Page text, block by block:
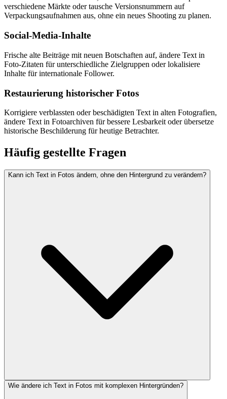
verschiedene Märkte oder tausche Versionsnummern auf
Verpackungsaufnahmen aus, ohne ein neues Shooting zu planen.
Social-Media-Inhalte
Frische alte Beiträge mit neuen Botschaften auf, ändere Text in
Foto-Zitaten für unterschiedliche Zielgruppen oder lokalisiere
Inhalte für internationale Follower.
Restaurierung historischer Fotos
Korrigiere verblassten oder beschädigten Text in alten Fotografien,
ändere Text in Fotoarchiven für bessere Lesbarkeit oder übersetze
historische Beschilderung für heutige Betrachter.
Häufig gestellte Fragen
Kann ich Text in Fotos ändern, ohne den Hintergrund zu verändern?
Wie ändere ich Text in Fotos mit komplexen Hintergründen?